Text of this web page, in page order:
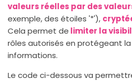
valeurs réelles par des
exemple, des étoiles '*'),
Cela permet de limiter la
rôles autorisés en protégeant la
informations.
Le code ci-dessous va